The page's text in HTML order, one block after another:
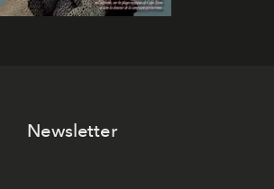
Newsletter